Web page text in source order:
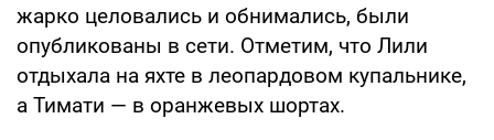
жарко целовались и обнимались, были
опубликованы в сети. Отметим, что Лили
отдыхала на яхте в леопардовом купальнике,
а Тимати — в оранжевых шортах.